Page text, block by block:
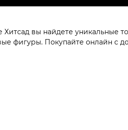
вы найдете уникальные
фигуры. Покупайте онлайн с